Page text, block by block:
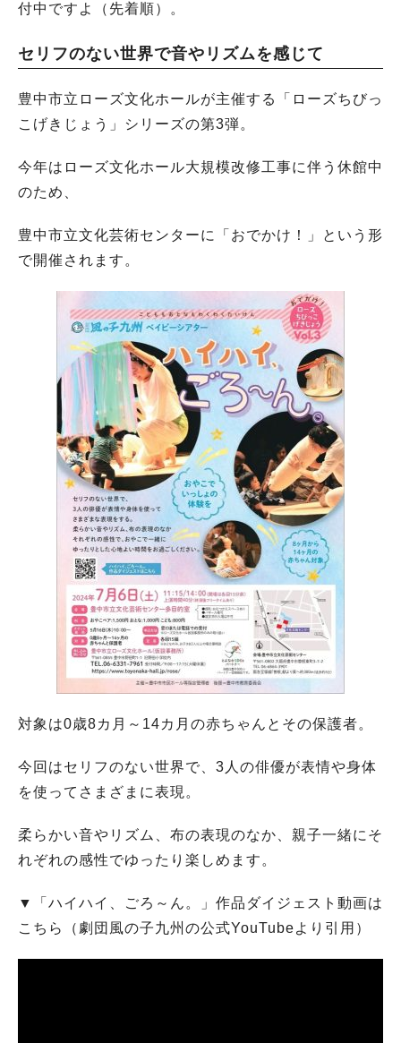
付中ですよ（先着順）。
セリフのない世界で音やリズムを感じて
豊中市立ローズ文化ホールが主催する「ローズちびっ
こげきじょう」シリーズの第3弾。
今年はローズ文化ホール大規模改修工事に伴う休館中
のため、
豊中市立文化芸術センターに「おでかけ！」という形
で開催されます。
対象は0歳8カ月～14カ月の赤ちゃんとその保護者。
今回はセリフのない世界で、3人の俳優が表情や身体
を使ってさまざまに表現。
柔らかい音やリズム、布の表現のなか、親子一緒にそ
れぞれの感性でゆったり楽しめます。
▼「ハイハイ、ごろ～ん。」作品ダイジェスト動画は
こちら（劇団風の子九州の公式YouTubeより引用）